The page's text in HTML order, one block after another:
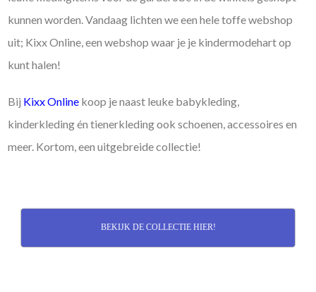
kunnen worden. Vandaag lichten we een hele toffe webshop
uit; Kixx Online, een webshop waar je je kindermodehart op
kunt halen!
Bij Kixx Online koop je naast leuke babykleding,
kinderkleding én tienerkleding ook schoenen, accessoires en
meer. Kortom, een uitgebreide collectie!
BEKIJK DE COLLECTIE HIER!